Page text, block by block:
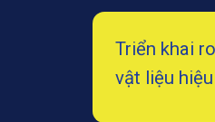
Triển khai
vật liệu